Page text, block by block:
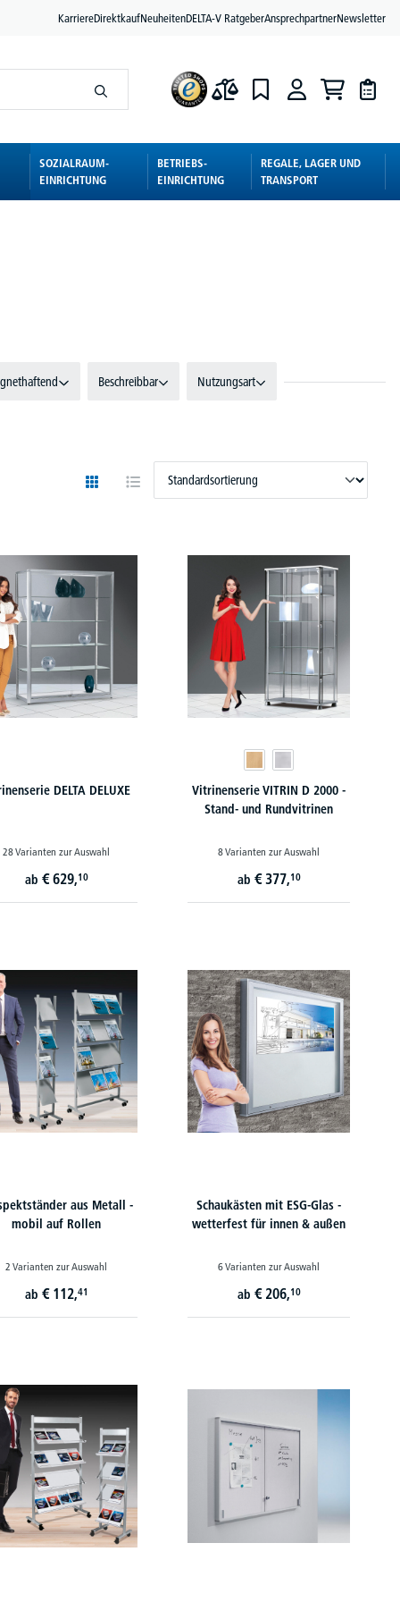
KarriereDirektkaufNeuheitenDELTA-V RatgeberAnsprechpartnerNewsletter
SOZIALRAUM-
EINRICHTUNG
BETRIEBS-
EINRICHTUNG
REGALE, LAGER UND
TRANSPORT
Beschreibbar Nutzungsart
DELTA DELUXE
28 Varianten zur Auswahl
ab € 629,10
Vitrinenserie VITRIN D 2000 -
Stand- und Rundvitrinen
8 Varianten zur Auswahl
ab € 377,10
aus Metall -
mobil auf Rollen
2 Varianten zur Auswahl
ab € 112,41
Schaukästen mit ESG-Glas -
wetterfest für innen & außen
6 Varianten zur Auswahl
ab € 206,10